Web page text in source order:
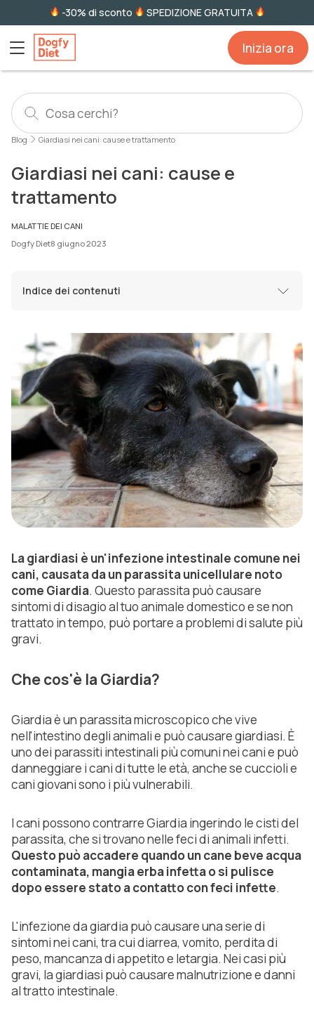
-30% di sconto SPEDIZIONE GRATUITA
Inizia ora
Blog Giardiasi nei cani: cause e trattamento
Giardiasi nei cani: cause e
trattamento
MALATTIE DEI CANI
Dogfy Diet8 giugno 2023
Indice dei contenuti
La giardiasi è un'infezione intestinale comune nei
cani, causata da un parassita unicellulare noto
come Giardia. Questo parassita può causare
sintomi di disagio al tuo animale domestico e se non
trattato in tempo, può portare a problemi di salute più
gravi.
Che cos'è la Giardia?
Giardia è un parassita microscopico che vive
nell'intestino degli animali e può causare giardiasi. È
uno dei parassiti intestinali più comuni nei cani e può
danneggiare i cani di tutte le età, anche se cuccioli e
cani giovani sono i più vulnerabili.
I cani possono contrarre Giardia ingerindo le cisti del
parassita, che si trovano nelle feci di animali infetti.
Questo può accadere quando un cane beve acqua
contaminata, mangia erba infetta o si pulisce
dopo essere stato a contatto con feci infette.
L'infezione da giardia può causare una serie di
sintomi nei cani, tra cui diarrea, vomito, perdita di
peso, mancanza di appetito e letargia. Nei casi più
gravi, la giardiasi può causare malnutrizione e danni
al tratto intestinale.